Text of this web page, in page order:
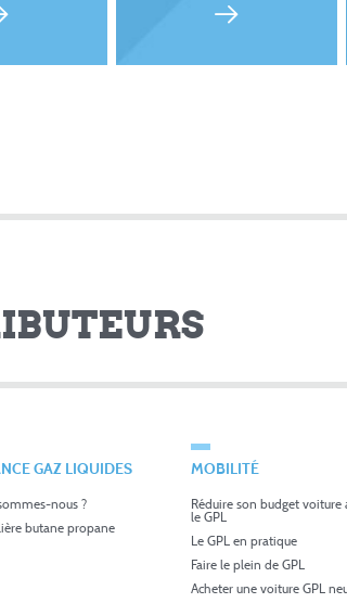
GAZ LIQUIDES
nous ?
butane propane
MOBILITÉ
Réduire son budget voiture
le GPL
Le GPL en pratique
Faire le plein de GPL
Acheter une voiture GPL